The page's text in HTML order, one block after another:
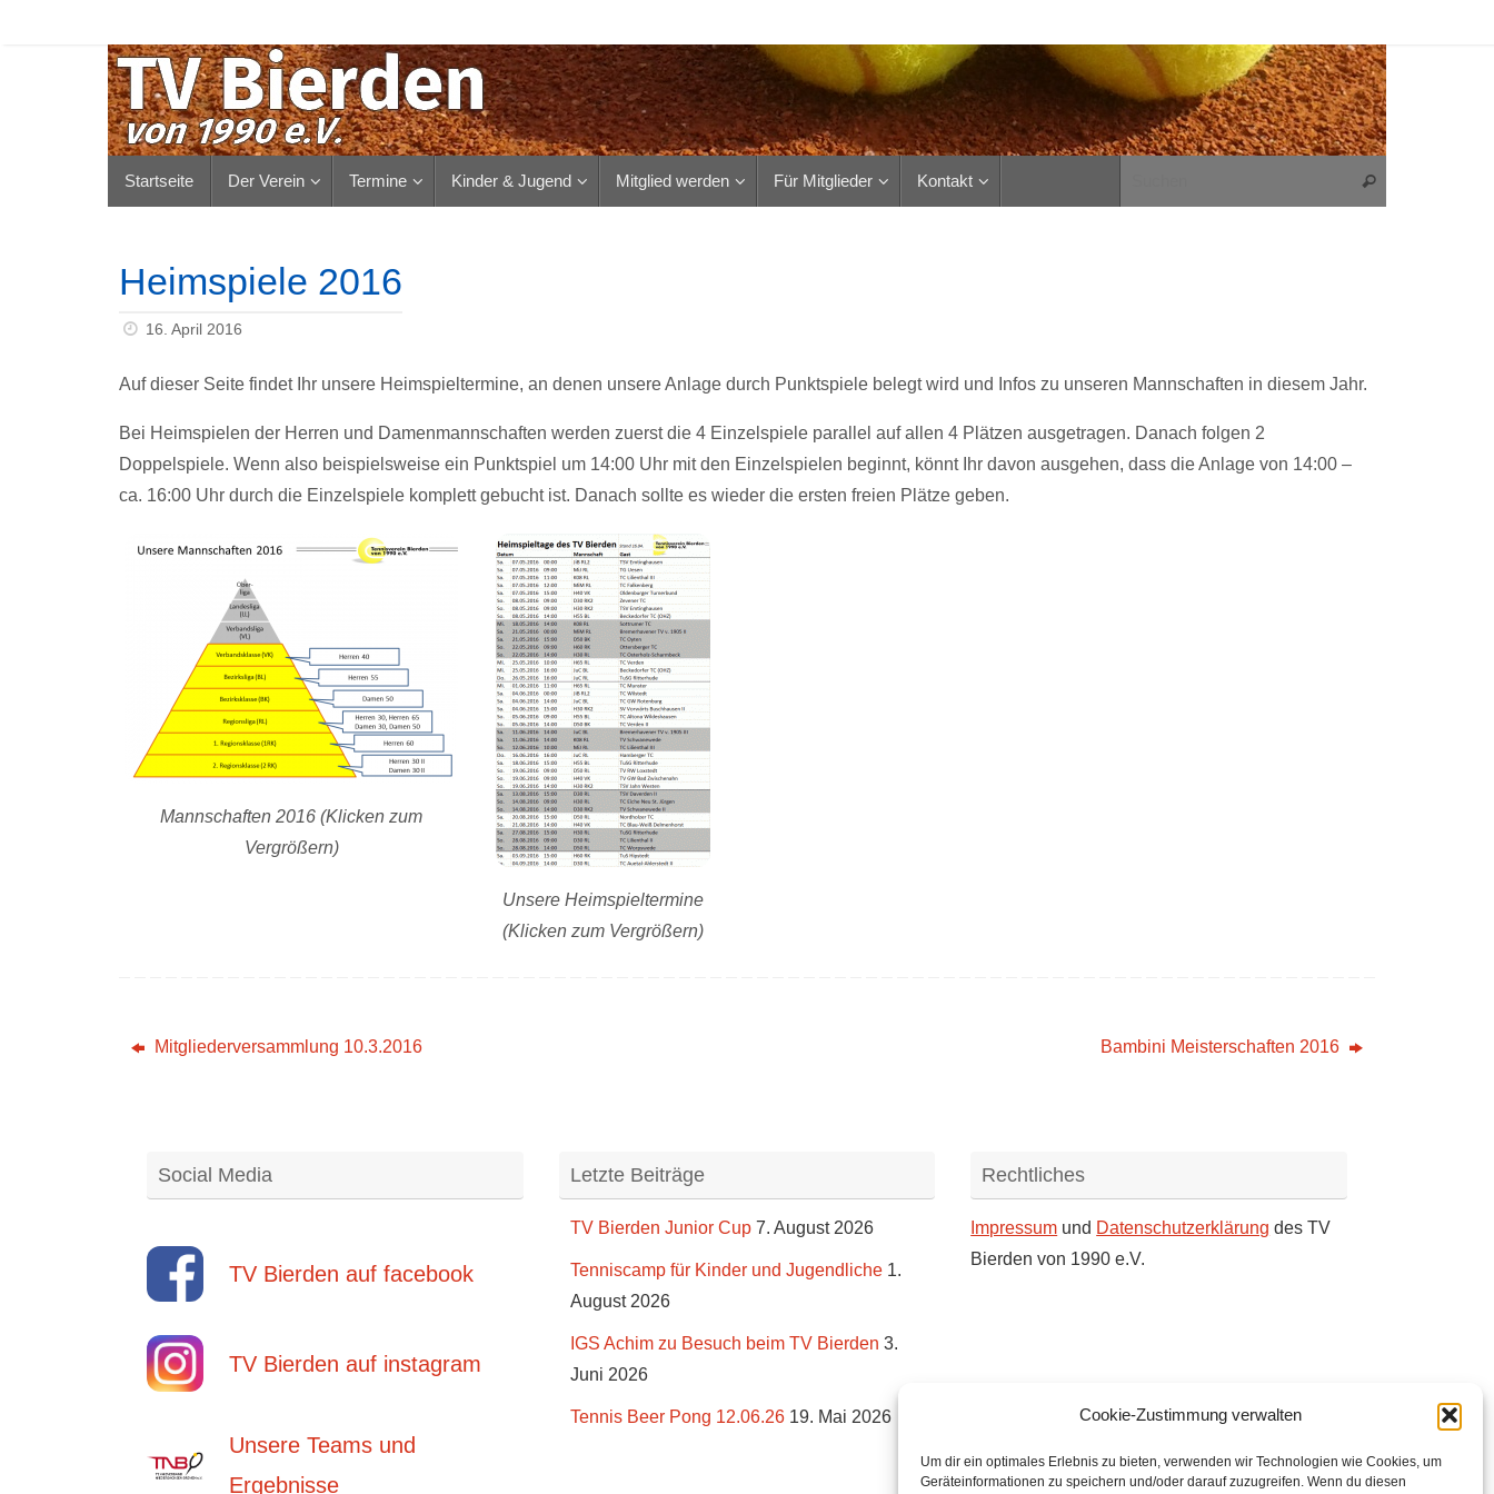
Cookie-Zustimmung verwalten
Um dir ein optimales Erlebnis zu bieten, verwenden wir Technologien wie Cookies, um
Geräteinformationen zu speichern und/oder darauf zuzugreifen. Wenn du diesen
Inhalt
springen
Startseite Der Verein Termine Kinder & Jugend Mitglied werden Für Mitglieder Kontakt Suchen
Heimspiele 2016
16. April 2016
Auf dieser Seite findet Ihr unsere Heimspieltermine, an denen unsere Anlage durch Punktspiele belegt wird und Infos zu unseren Mannschaften in diesem Jahr.
Bei Heimspielen der Herren und Damenmannschaften werden zuerst die 4 Einzelspiele parallel auf allen 4 Plätzen ausgetragen. Danach folgen 2
Doppelspiele. Wenn also beispielsweise ein Punktspiel um 14:00 Uhr mit den Einzelspielen beginnt, könnt Ihr davon ausgehen, dass die Anlage von 14:00 –
ca. 16:00 Uhr durch die Einzelspiele komplett gebucht ist. Danach sollte es wieder die ersten freien Plätze geben.
Mannschaften 2016 (Klicken zum
Vergrößern)
Unsere Heimspieltermine
(Klicken zum Vergrößern)
Mitgliederversammlung 10.3.2016 Bambini Meisterschaften 2016
Social Media
TV Bierden auf facebook
TV Bierden auf instagram
Unsere Teams und
Ergebnisse
Letzte Beiträge
TV Bierden Junior Cup 7. August 2026
Tenniscamp für Kinder und Jugendliche 1.
August 2026
IGS Achim zu Besuch beim TV Bierden 3.
Juni 2026
Tennis Beer Pong 12.06.26 19. Mai 2026
Rechtliches
Impressum und Datenschutzerklärung des TV
Bierden von 1990 e.V.